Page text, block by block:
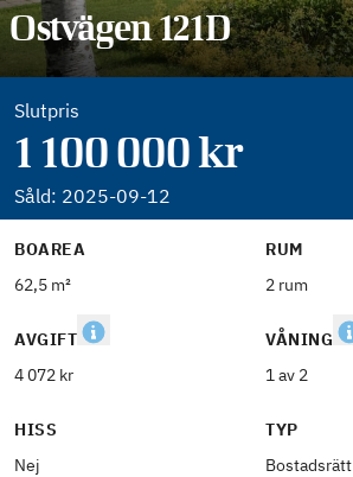
Ostvägen 121D
Slutpris
1 100 000 kr
Såld: 2025-09-12
BOAREA
62,5 m²
RUM
2 rum
AVGIFT
4 072 kr
VÅNING
1 av 2
HISS
Nej
TYP
Bostadsrätt